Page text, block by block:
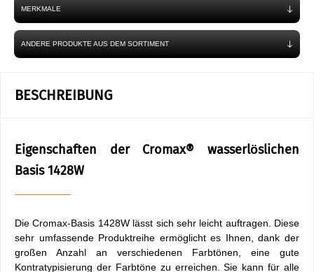
MERKMALE
ANDERE PRODUKTE AUS DEM SORTIMENT
BESCHREIBUNG
Eigenschaften der Cromax® wasserlöslichen
Basis 1428W
Die Cromax-Basis 1428W lässt sich sehr leicht auftragen. Diese
sehr umfassende Produktreihe ermöglicht es Ihnen, dank der
großen Anzahl an verschiedenen Farbtönen, eine gute
Kontratypisierung der Farbtöne zu erreichen. Sie kann für alle